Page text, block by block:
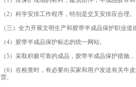
（2）科学安排工作程序，特别是交叉安排应合理。
（三）全力开展文明生产和胶带半成品保护职业道
（4）胶带半成品保护标志的统一网站。
（5）采取积极可靠的成品，胶带半成品保护措施，
（6）在检查时，有必要向买家和用户发送有关牛
货。